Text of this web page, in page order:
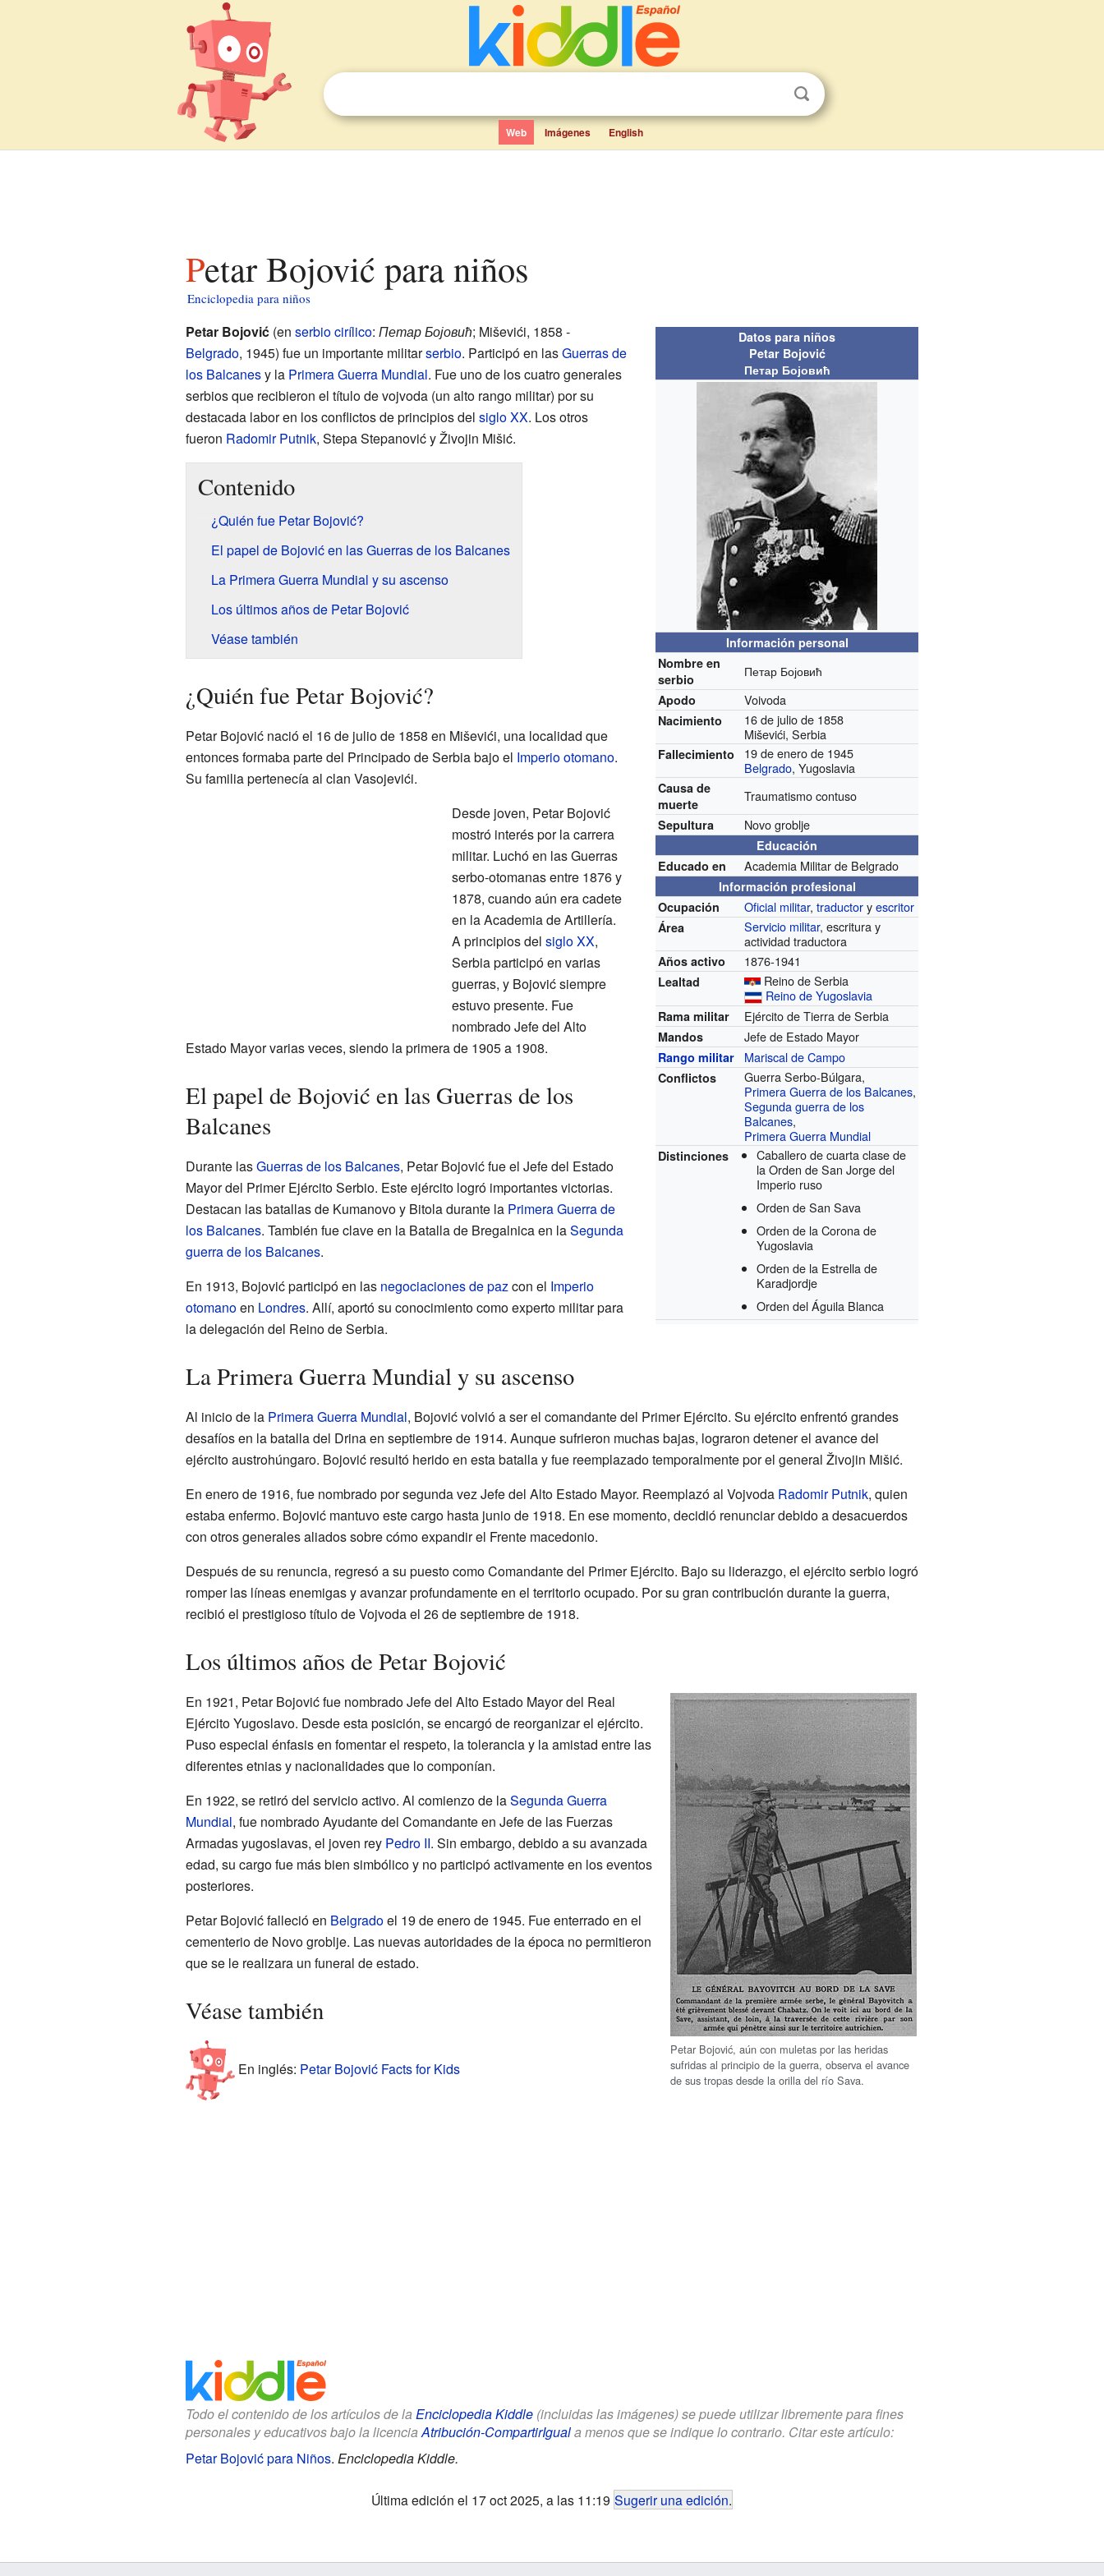
Web Imágenes English
Petar Bojović para niños
Enciclopedia para niños
Datos para niños
Petar Bojović
Петар Бојовић
Información personal
Nombre en
serbio
Петар Бојовић
Apodo Voivoda
Nacimiento
16 de julio de 1858
Miševići, Serbia
Fallecimiento
19 de enero de 1945
Belgrado, Yugoslavia
Causa de
muerte
Traumatismo contuso
Sepultura Novo groblje
Educación
Educado en
Academia Militar de Belgrado
Información profesional
Ocupación
Oficial militar,traductoryescritor
Área Servicio militar, escritura y
actividad traductora
Años activo 1876-1941
Lealtad
Reino de Serbia
Reino de Yugoslavia
Rama militar Ejército de Tierra de Serbia
Mandos Jefe de Estado Mayor
Rango militar Mariscal de Campo
Conflictos
Guerra Serbo-Búlgara,
Primera Guerra de los Balcanes,
Segunda guerra de los
Balcanes,
Primera Guerra Mundial
Distinciones
Caballero de cuarta clase de
la Orden de San Jorge del
Imperio ruso
Orden de San Sava
Orden de la Corona de
Yugoslavia
Orden de la Estrella de
Karadjordje
Orden del Águila Blanca
Petar Bojović(en serbio cirílico: Петар Бојовић; Miševići, 1858 -
Belgrado, 1945) fue un importante militarserbio. Participó en lasGuerras de
los Balcanesy la Primera Guerra Mundial. Fue uno de los cuatro generales
serbios que recibieron el título de vojvoda (un alto rango militar) por su
destacada labor en los conflictos de principios del siglo XX. Los otros
fueron Radomir Putnik, Stepa Stepanović y Živojin Mišić.
Contenido
¿Quién fue Petar Bojović?
El papel de Bojović en las Guerras de los Balcanes
La Primera Guerra Mundial y su ascenso
Los últimos años de Petar Bojović
Véase también
¿Quién fue Petar Bojović?
Petar Bojović nació el 16 de julio de 1858 en Miševići, una localidad que
entonces formaba parte del Principado de Serbia bajo el Imperio otomano.
Su familia pertenecía al clan Vasojevići.
Desde joven, Petar Bojović
mostró interés por la carrera
militar. Luchó en las Guerras
serbo-otomanas entre 1876 y
1878, cuando aún era cadete
en la Academia de Artillería.
A principios del siglo XX,
Serbia participó en varias
guerras, y Bojović siempre
estuvo presente. Fue
nombrado Jefe del Alto
Estado Mayor varias veces, siendo la primera de 1905 a 1908.
El papel de Bojović en las Guerras de los
Balcanes
Durante lasGuerras de los Balcanes, Petar Bojović fue el Jefe del Estado
Mayor del Primer Ejército Serbio. Este ejército logró importantes victorias.
Destacan las batallas de Kumanovo y Bitola durante la Primera Guerra de
los Balcanes. También fue clave en la Batalla de Bregalnica en laSegunda
guerra de los Balcanes.
En 1913, Bojović participó en las negociaciones de pazcon el Imperio
otomanoen Londres. Allí, aportó su conocimiento como experto militar para
la delegación del Reino de Serbia.
La Primera Guerra Mundial y su ascenso
Al inicio de la Primera Guerra Mundial, Bojović volvió a ser el comandante del Primer Ejército. Su ejército enfrentó grandes
desafíos en la batalla del Drina en septiembre de 1914. Aunque sufrieron muchas bajas, lograron detener el avance del
ejército austrohúngaro. Bojović resultó herido en esta batalla y fue reemplazado temporalmente por el general Živojin Mišić.
En enero de 1916, fue nombrado por segunda vez Jefe del Alto Estado Mayor. Reemplazó al Vojvoda Radomir Putnik, quien
estaba enfermo. Bojović mantuvo este cargo hasta junio de 1918. En ese momento, decidió renunciar debido a desacuerdos
con otros generales aliados sobre cómo expandir el Frente macedonio.
Después de su renuncia, regresó a su puesto como Comandante del Primer Ejército. Bajo su liderazgo, el ejército serbio logró
romper las líneas enemigas y avanzar profundamente en el territorio ocupado. Por su gran contribución durante la guerra,
recibió el prestigioso título de Vojvoda el 26 de septiembre de 1918.
Los últimos años de Petar Bojović
Petar Bojović, aún con muletas por las heridas
sufridas al principio de la guerra, observa el avance
de sus tropas desde la orilla del río Sava.
En 1921, Petar Bojović fue nombrado Jefe del Alto Estado Mayor del Real
Ejército Yugoslavo. Desde esta posición, se encargó de reorganizar el ejército.
Puso especial énfasis en fomentar el respeto, la tolerancia y la amistad entre las
diferentes etnias y nacionalidades que lo componían.
En 1922, se retiró del servicio activo. Al comienzo de laSegunda Guerra
Mundial, fue nombrado Ayudante del Comandante en Jefe de las Fuerzas
Armadas yugoslavas, el joven rey Pedro II. Sin embargo, debido a su avanzada
edad, su cargo fue más bien simbólico y no participó activamente en los eventos
posteriores.
Petar Bojović falleció en Belgradoel 19 de enero de 1945. Fue enterrado en el
cementerio de Novo groblje. Las nuevas autoridades de la época no permitieron
que se le realizara un funeral de estado.
Véase también
En inglés: Petar Bojović Facts for Kids
Todo el contenido de los artículos de la Enciclopedia Kiddle(incluidas las imágenes) se puede utilizar libremente para fines
personales y educativos bajo la licenciaAtribución-CompartirIguala menos que se indique lo contrario. Citar este artículo:
Petar Bojović para Niños. Enciclopedia Kiddle.
Última edición el 17 oct 2025, a las 11:19 Sugerir una edición.